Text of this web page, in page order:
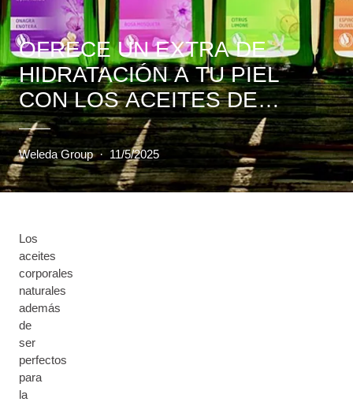
OFRECE UN EXTRA DE
HIDRATACIÓN A TU PIEL
CON LOS ACEITES DE
WELEDA
Weleda Group · 11/5/2025
Los
aceites
corporales
naturales
además
de
ser
perfectos
para
la